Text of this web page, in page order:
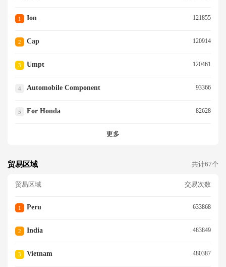
1 Ion 121855
2 Cap 120914
3 Umpt 120461
4 Automobile Component 93366
5 For Honda 82628
更多
贸易区域 共计67个
贸易区域 交易次数
1 Peru 633868
2 India 483849
3 Vietnam 480387